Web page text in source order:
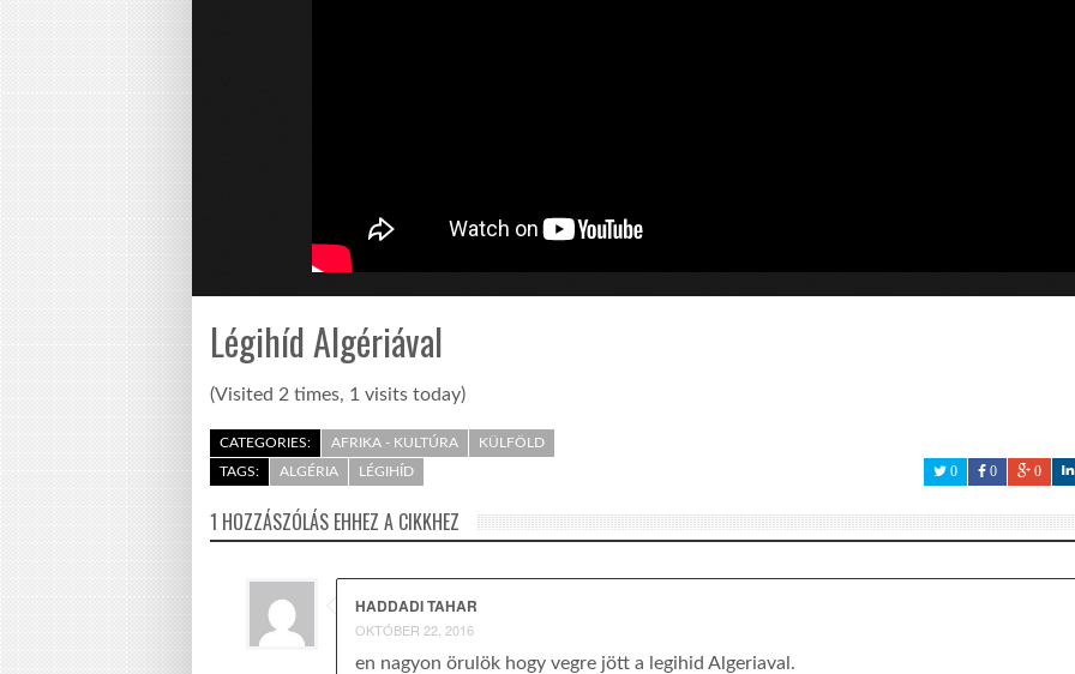
Légihíd Algériával
(Visited 2 times, 1 visits today)
CATEGORIES: AFRIKA - KULTÚRA
KÜLFÖLD
TAGS:
ALGÉRIA LÉGIHÍD 0 0 0
1 HOZZÁSZÓLÁS EHHEZ A CIKKHEZ
HADDADI TAHAR
OKTÓBER 22, 2016
en nagyon örulök hogy vegre jött a legihid Algeriaval.